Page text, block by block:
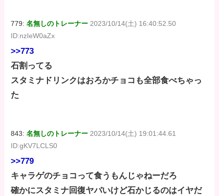
779:名無しのトレーナー 2023/10/14(土) 16:40:52.50
ID:nzIeW0aZx
>>773
石割ってる
スタミナドリンクはおろかチョコも全部食べちゃっ
た
843:名無しのトレーナー 2023/10/14(土) 19:01:44.61
ID:gKV7LCLS0
>>779
キャラゲのチョコって食うもんじゃねーだろ
確かにスタミナ回復ヤバいけど石かじるのはイヤだ